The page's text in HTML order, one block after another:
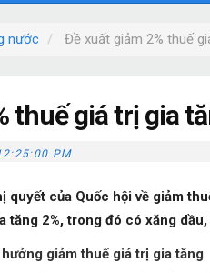
nước Đề xuất giảm 2% thuế
thuế giá trị gia
PM
quyết của Quốc hội về giảm
tăng 2%, trong đó có xăng
giảm thuế giá trị gia tăng